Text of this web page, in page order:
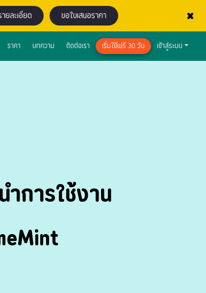
×
ยละเอียด ขอใบเสนอราคา
ราคา บทความ ติดต่อเรา เริ่มใช้ฟรี 30 วัน เข้าสู่ระบบ
ำการใช้งาน